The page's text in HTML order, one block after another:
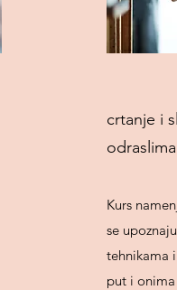
crtanje i
odraslima
Kurs
se
tehnikama
put i